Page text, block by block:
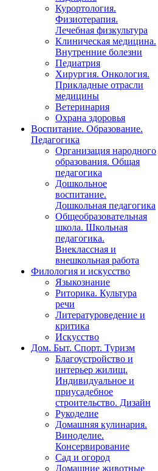
Курортология.
Физиотерапия.
Лечебная физкультура
Клиническая медицина.
Внутренние болезни
Педиатрия
Хирургия. Онкология.
Прикладные отрасли
медицины
Ветеринария
Охрана здоровья
Воспитание. Образование.
Педагогика
Организация народного
образования. Общая
педагогика
Дошкольное
воспитание.
Дошкольная педагогика
Общеобразовательная
школа. Школьная
педагогика.
Внеклассная и
внешкольная работа
Филология и искусство
Языкознание
Риторика. Культура
речи
Литературоведение и
критика
Искусство
Дом. Быт. Спорт. Туризм
Благоустройство и
интерьер жилищ.
Индивидуальное и
приусадебное
строительство. Дизайн
Рукоделие
Домашняя кулинария.
Виноделие.
Консервирование
Сад и огород
Домашние животные